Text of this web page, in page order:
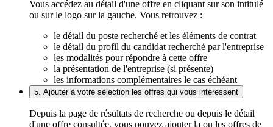
Vous accédez au détail d'une offre en cliquant sur son intitulé
ou sur le logo sur la gauche. Vous retrouvez :
le détail du poste recherché et les éléments de contrat
le détail du profil du candidat recherché par l'entreprise
les modalités pour répondre à cette offre
la présentation de l'entreprise (si présente)
les informations complémentaires le cas échéant
5. Ajouter à votre sélection les offres qui vous intéressent
Depuis la page de résultats de recherche ou depuis le détail
d'une offre consultée, vous pouvez ajouter la ou les offres de